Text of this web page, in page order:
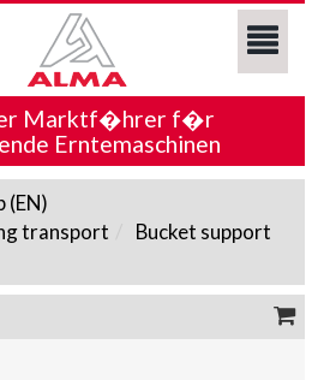
Marktf�hrer f�r
Erntemaschinen
(EN)
transport
Bucket support